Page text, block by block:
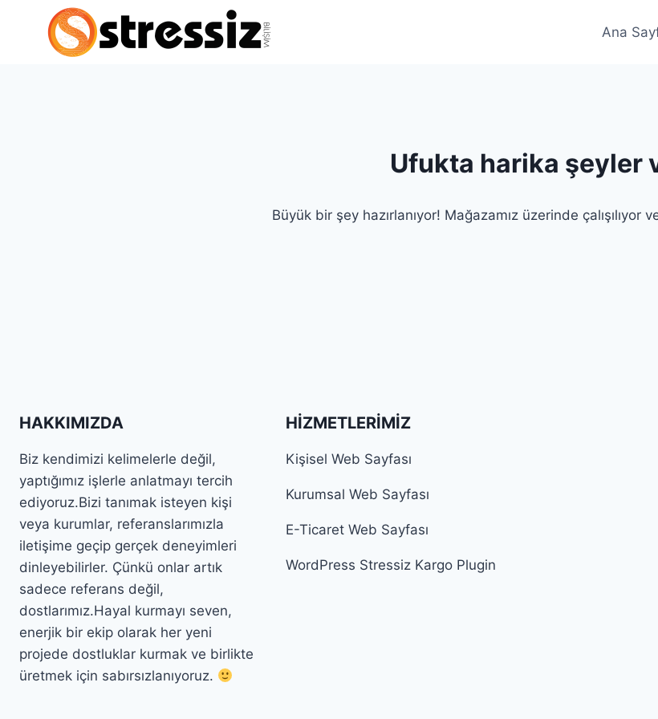
Ana
Ufukta harika şeyler
Büyük bir şey hazırlanıyor! Mağazamız üzerinde çalışılıyor
HAKKIMIZDA
Biz kendimizi kelimelerle değil,
yaptığımız işlerle anlatmayı tercih
ediyoruz.Bizi tanımak isteyen kişi
veya kurumlar, referanslarımızla
iletişime geçip gerçek deneyimleri
dinleyebilirler. Çünkü onlar artık
sadece referans değil,
dostlarımız.Hayal kurmayı seven,
enerjik bir ekip olarak her yeni
projede dostluklar kurmak ve birlikte
üretmek için sabırsızlanıyoruz.
HIZMETLERIMIZ
Kişisel Web Sayfası
Kurumsal Web Sayfası
E-Ticaret Web Sayfası
WordPress Stressiz Kargo Plugin